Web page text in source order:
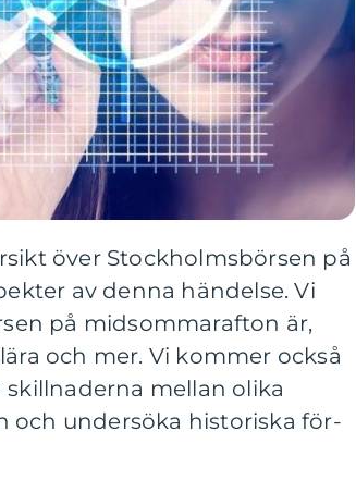
över Stockholmsbörsen på
av denna händelse. Vi
på midsommarafton är,
och mer. Vi kommer också
mellan olika
och undersöka historiska för-